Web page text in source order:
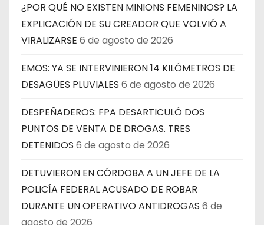
¿POR QUÉ NO EXISTEN MINIONS FEMENINOS? LA
EXPLICACIÓN DE SU CREADOR QUE VOLVIÓ A
VIRALIZARSE 6 de agosto de 2026
EMOS: YA SE INTERVINIERON 14 KILÓMETROS DE
DESAGÜES PLUVIALES 6 de agosto de 2026
DESPEÑADEROS: FPA DESARTICULÓ DOS
PUNTOS DE VENTA DE DROGAS. TRES
DETENIDOS 6 de agosto de 2026
DETUVIERON EN CÓRDOBA A UN JEFE DE LA
POLICÍA FEDERAL ACUSADO DE ROBAR
DURANTE UN OPERATIVO ANTIDROGAS 6 de